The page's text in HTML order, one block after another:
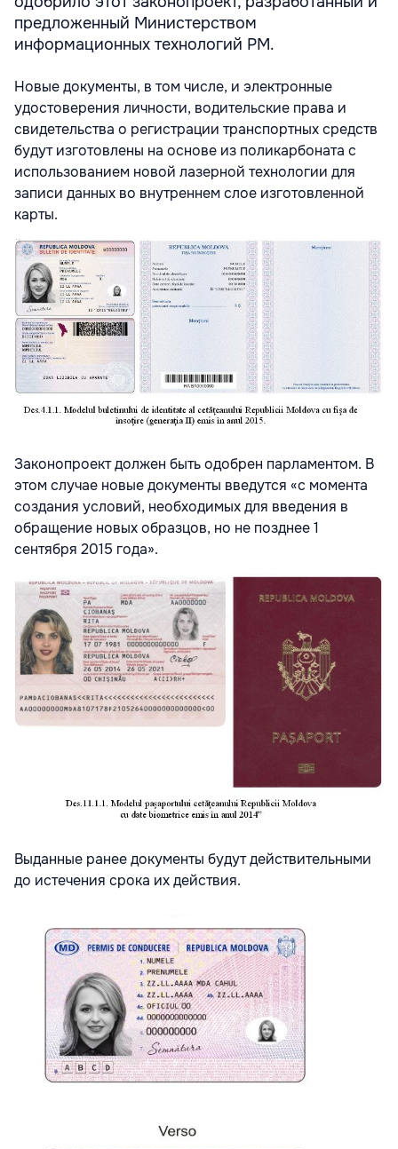
предложенный Министерством
информационных технологий РМ.
Новые документы, в том числе, и электронные
удостоверения личности, водительские права и
свидетельства о регистрации транспортных средств
будут изготовлены на основе из поликарбоната с
использованием новой лазерной технологии для
записи данных во внутреннем слое изготовленной
карты.
Законопроект должен быть одобрен парламентом. В
этом случае новые документы введутся «с момента
создания условий, необходимых для введения в
обращение новых образцов, но не позднее 1
сентября 2015 года».
Выданные ранее документы будут действительными
до истечения срока их действия.